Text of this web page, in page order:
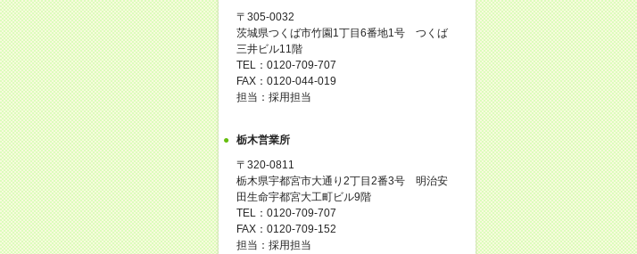
〒305-0032
茨城県つくば市竹園1丁目6番地1号 つくば
三井ビル11階
TEL：0120-709-707
FAX：0120-044-019
担当：採用担当
栃木営業所
〒320-0811
栃木県宇都宮市大通り2丁目2番3号 明治安
田生命宇都宮大工町ビル9階
TEL：0120-709-707
FAX：0120-709-152
担当：採用担当